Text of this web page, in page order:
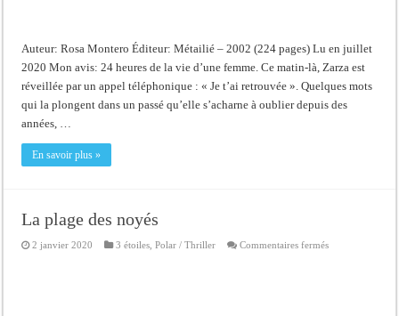
Auteur: Rosa Montero Éditeur: Métailié – 2002 (224 pages) Lu en juillet
2020 Mon avis: 24 heures de la vie d’une femme. Ce matin-là, Zarza est
réveillée par un appel téléphonique : « Je t’ai retrouvée ». Quelques mots
qui la plongent dans un passé qu’elle s’acharne à oublier depuis des
années, …
En savoir plus »
La plage des noyés
2 janvier 2020 3 étoiles ,Polar / Thriller Commentaires ferméssur